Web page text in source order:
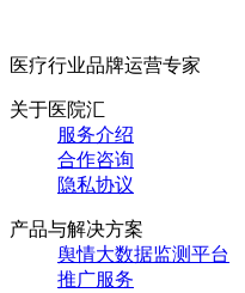
医疗行业品牌运营专家
关于医院汇
服务介绍
合作咨询
隐私协议
产品与解决方案
舆情大数据监测平台
推广服务